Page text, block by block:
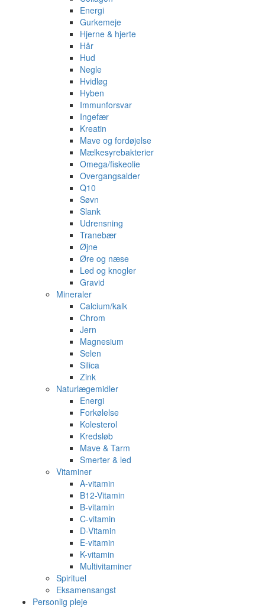
Energi
Gurkemeje
Hjerne & hjerte
Hår
Hud
Negle
Hvidløg
Hyben
Immunforsvar
Ingefær
Kreatin
Mave og fordøjelse
Mælkesyrebakterier
Omega/fiskeolie
Overgangsalder
Q10
Søvn
Slank
Udrensning
Tranebær
Øjne
Øre og næse
Led og knogler
Gravid
Mineraler
Calcium/kalk
Chrom
Jern
Magnesium
Selen
Silica
Zink
Naturlægemidler
Energi
Forkølelse
Kolesterol
Kredsløb
Mave & Tarm
Smerter & led
Vitaminer
A-vitamin
B12-Vitamin
B-vitamin
C-vitamin
D-Vitamin
E-vitamin
K-vitamin
Multivitaminer
Spirituel
Eksamensangst
Personlig pleje